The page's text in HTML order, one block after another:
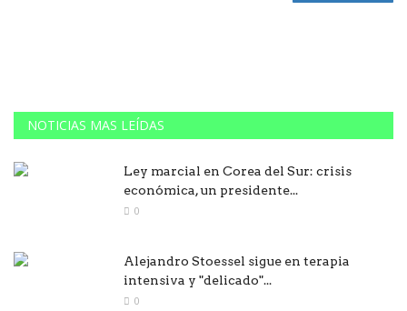
NOTICIAS MAS LEÍDAS
Ley marcial en Corea del Sur: crisis
económica, un presidente...
0
Alejandro Stoessel sigue en terapia
intensiva y "delicado"...
0